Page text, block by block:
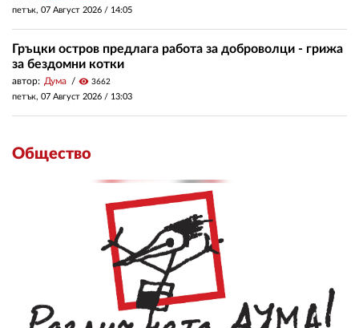
петък, 07 Август 2026 / 14:05
Гръцки остров предлага работа за доброволци - грижа
за бездомни котки
автор: Дума visibility 3662
петък, 07 Август 2026 / 13:03
Общество